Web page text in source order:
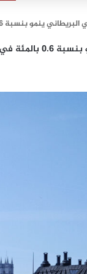
بنسبة 0.6 بالمئة في الربع الاول من 2026
من 2026